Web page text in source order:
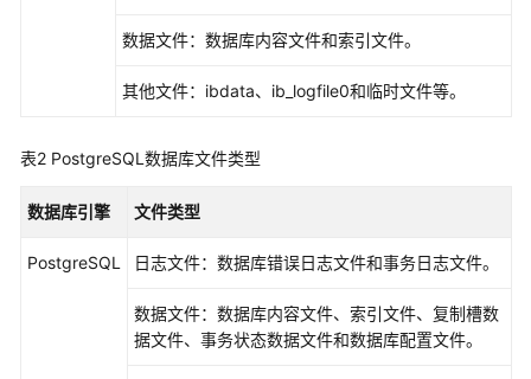
核
绍
用
数据文件：数据库内容文件和索引文件。
其他文件：ibdata、ib_logfile0和临时文件等。
表2 PostgreSQL数据库文件类型
数据库引擎 文件类型
PostgreSQL 日志文件：数据库错误日志文件和事务日志文件。
数据文件：数据库内容文件、索引文件、复制槽数
据文件、事务状态数据文件和数据库配置文件。